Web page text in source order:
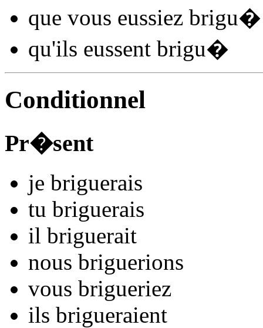
que vous eussiez brigu�
qu'ils eussent brigu�
Conditionnel
Pr�sent
je briguerais
tu briguerais
il briguerait
nous briguerions
vous brigueriez
ils brigueraient